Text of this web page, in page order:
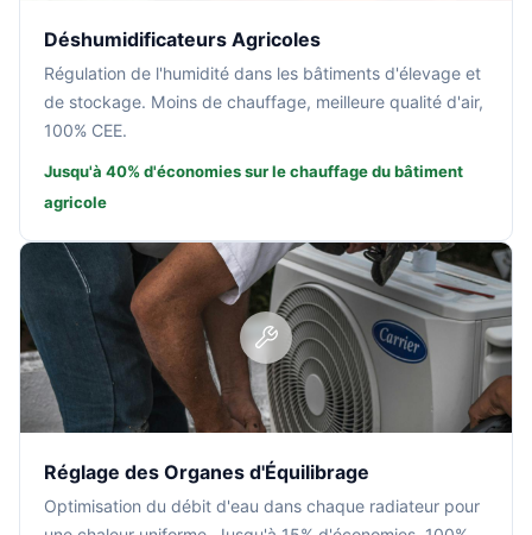
Déshumidificateurs Agricoles
Régulation de l'humidité dans les bâtiments d'élevage et
de stockage. Moins de chauffage, meilleure qualité d'air,
100% CEE.
Jusqu'à 40% d'économies sur le chauffage du bâtiment
agricole
Réglage des Organes d'Équilibrage
Optimisation du débit d'eau dans chaque radiateur pour